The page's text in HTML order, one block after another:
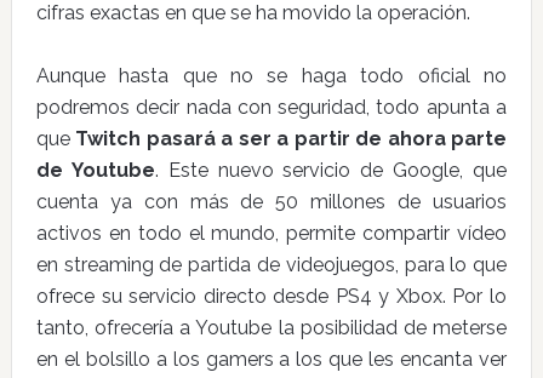
cifras exactas en que se ha movido la operación.
Aunque hasta que no se haga todo oficial no
podremos decir nada con seguridad, todo apunta a
que Twitch pasará a ser a partir de ahora parte
de Youtube. Este nuevo servicio de Google, que
cuenta ya con más de 50 millones de usuarios
activos en todo el mundo, permite compartir vídeo
en streaming de partida de videojuegos, para lo que
ofrece su servicio directo desde PS4 y Xbox. Por lo
tanto, ofrecería a Youtube la posibilidad de meterse
en el bolsillo a los gamers a los que les encanta ver